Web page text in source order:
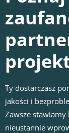
Ty dostarczasz
jakości i
Zawsze
nieustannie